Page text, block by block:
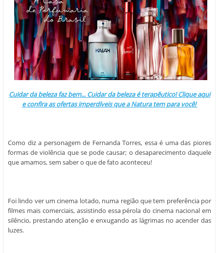
Cuidar da beleza faz bem... Cuidar da beleza é terapêutico! Clique aqui
e confira as ofertas imperdíveis que a Natura tem para você!
Como diz a personagem de Fernanda Torres, essa é uma das piores
formas de violência que se pode causar; o desaparecimento daquele
que amamos, sem saber o que de fato aconteceu!
Foi lindo ver um cinema lotado, numa região que tem preferência por
filmes mais comerciais, assistindo essa pérola do cinema nacional em
silêncio, prestando atenção e enxugando as lágrimas no acender das
luzes.